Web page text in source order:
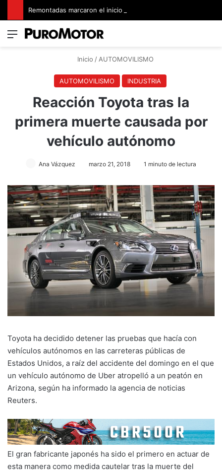
Menú
Inicio / AUTOMOVILISMO
AUTOMOVILISMO INDUSTRIA
Reacción Toyota tras la
primera muerte causada por
vehículo autónomo
Ana Vázquez marzo 21, 2018 1 minuto de lectura
Toyota ha decidido detener las pruebas que hacía con
vehículos autónomos en las carreteras públicas de
Estados Unidos, a raíz del accidente del domingo en el que
un vehículo autónomo de Uber atropelló a un peatón en
Arizona, según ha informado la agencia de noticias
Reuters.
El gran fabricante japonés ha sido el primero en actuar de
esta manera como medida cautelar tras la muerte del